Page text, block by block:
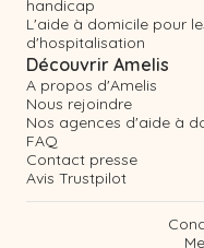
handicap
L'aide à domicile pour
d'hospitalisation
Découvrir Amelis
A propos d'Amelis
Nous rejoindre
Nos agences d'aide à
FAQ
Contact presse
Avis Trustpilot